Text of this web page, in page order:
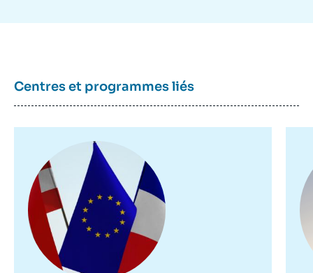
Centres et programmes liés
principale